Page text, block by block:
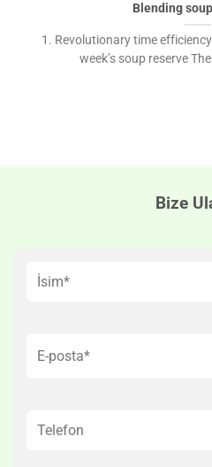
Blending
1. Revolutionary time
week’s soup reserve
Bize